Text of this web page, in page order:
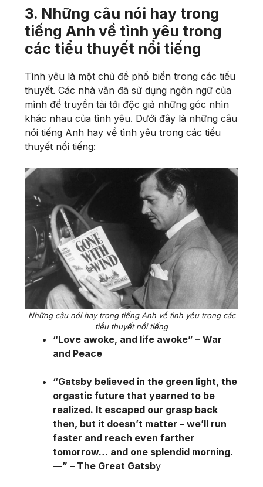
3. Những câu nói hay trong
tiếng Anh về tình yêu trong
các tiểu thuyết nổi tiếng
Tình yêu là một chủ đề phổ biến trong các tiểu
thuyết. Các nhà văn đã sử dụng ngôn ngữ của
mình để truyền tải tới độc giả những góc nhìn
khác nhau của tình yêu. Dưới đây là những câu
nói tiếng Anh hay về tình yêu trong các tiểu
thuyết nổi tiếng:
Những câu nói hay trong tiếng Anh về tình yêu trong các
tiểu thuyết nổi tiếng
“Love awoke, and life awoke” – War
and Peace
“Gatsby believed in the green light, the
orgastic future that yearned to be
realized. It escaped our grasp back
then, but it doesn’t matter – we’ll run
faster and reach even farther
tomorrow… and one splendid morning.
—” – The Great Gatsby